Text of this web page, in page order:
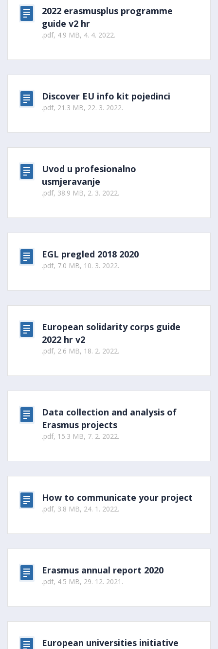
2022 erasmusplus programme
guide v2 hr
.pdf, 4.9 MB, 4. 4. 2022.
Discover EU info kit pojedinci
.pdf, 21.3 MB, 22. 3. 2022.
Uvod u profesionalno
usmjeravanje
.pdf, 38.9 MB, 2. 3. 2022.
EGL pregled 2018 2020
.pdf, 7.0 MB, 10. 3. 2022.
European solidarity corps guide
2022 hr v2
.pdf, 2.6 MB, 18. 2. 2022.
Data collection and analysis of
Erasmus projects
.pdf, 15.3 MB, 7. 2. 2022.
How to communicate your project
.pdf, 3.8 MB, 24. 1. 2022.
Erasmus annual report 2020
.pdf, 4.5 MB, 29. 12. 2021.
European universities initiative